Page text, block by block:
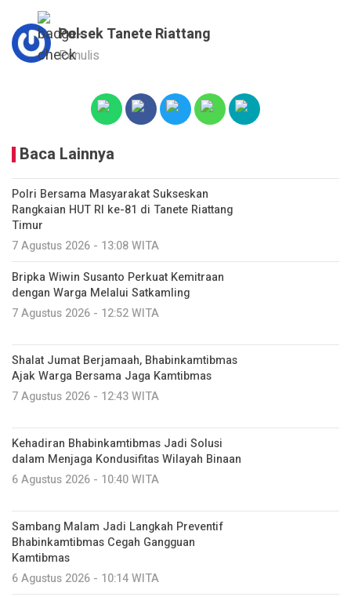
Polsek Tanete Riattang
Penulis
Baca Lainnya
Polri Bersama Masyarakat Sukseskan
Rangkaian HUT RI ke-81 di Tanete Riattang
Timur
7 Agustus 2026 - 13:08 WITA
Bripka Wiwin Susanto Perkuat Kemitraan
dengan Warga Melalui Satkamling
7 Agustus 2026 - 12:52 WITA
Shalat Jumat Berjamaah, Bhabinkamtibmas
Ajak Warga Bersama Jaga Kamtibmas
7 Agustus 2026 - 12:43 WITA
Kehadiran Bhabinkamtibmas Jadi Solusi
dalam Menjaga Kondusifitas Wilayah Binaan
6 Agustus 2026 - 10:40 WITA
Sambang Malam Jadi Langkah Preventif
Bhabinkamtibmas Cegah Gangguan
Kamtibmas
6 Agustus 2026 - 10:14 WITA